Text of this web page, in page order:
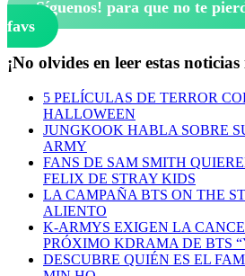
¡Síguenos! para que no te
favs
¡No olvides en leer estas
5 PELÍCULAS DE TERROR
HALLOWEEN
JUNGKOOK HABLA SOBRE
ARMY
FANS DE SAM SMITH
FELIX DE STRAY KIDS
LA CAMPAÑA BTS ON THE
ALIENTO
K-ARMYS EXIGEN LA
PRÓXIMO KDRAMA DE BTS
DESCUBRE QUIÉN ES EL